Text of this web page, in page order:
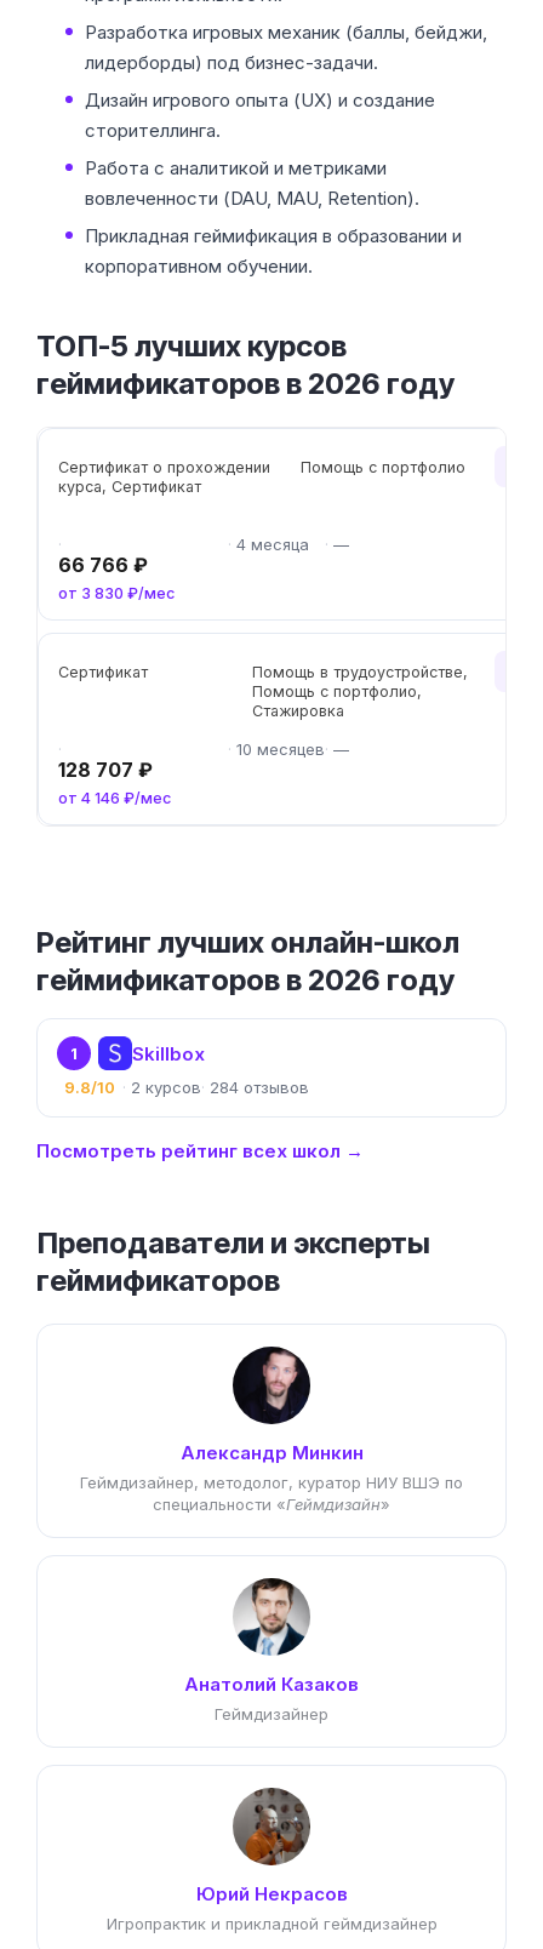
ТОП-5 лучших курсов
геймификаторов в 2026 году
66 766 ₽
от 3 830 ₽/мес
4 месяца —
Сертификат о прохождении
курса, Сертификат
Помощь с портфолио
128 707 ₽
от 4 146 ₽/мес
10 месяцев —
Сертификат
Помощь в трудоустройстве,
Помощь с портфолио,
Стажировка
Разработка игровых механик (баллы, бейджи,
лидерборды) под бизнес-задачи.
Дизайн игрового опыта (UX) и создание
сторителлинга.
Работа с аналитикой и метриками
вовлеченности (DAU, MAU, Retention).
Прикладная геймификация в образовании и
корпоративном обучении.
Рейтинг лучших онлайн-школ
геймификаторов в 2026 году
1 Skillbox
9.8/10 2 284
Посмотреть рейтинг всех школ →
Преподаватели и эксперты
геймификаторов
Александр Минкин
Геймдизайнер, методолог, куратор НИУ ВШЭ по
специальности «Геймдизайн»
Анатолий Казаков
Геймдизайнер
Юрий Некрасов
Игропрактик и прикладной геймдизайнер